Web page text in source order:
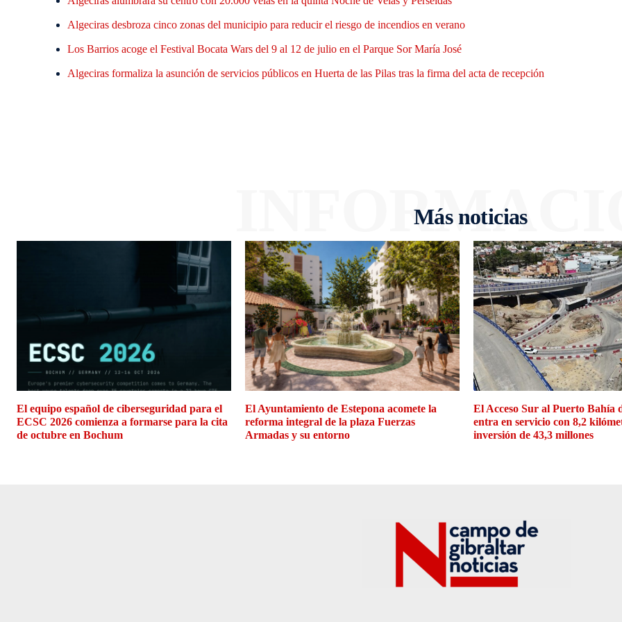
Algeciras desbroza cinco zonas del municipio para reducir el riesgo de incendios en verano
Los Barrios acoge el Festival Bocata Wars del 9 al 12 de julio en el Parque Sor María José
Algeciras formaliza la asunción de servicios públicos en Huerta de las Pilas tras la firma del acta de recepción
Más noticias
El equipo español de ciberseguridad para el
ECSC 2026 comienza a formarse para la cita
de octubre en Bochum
El Ayuntamiento de Estepona acomete la
reforma integral de la plaza Fuerzas
Armadas y su entorno
El Acceso Sur al Puerto Bahía
entra en servicio con 8,2
inversión de 43,3 millones